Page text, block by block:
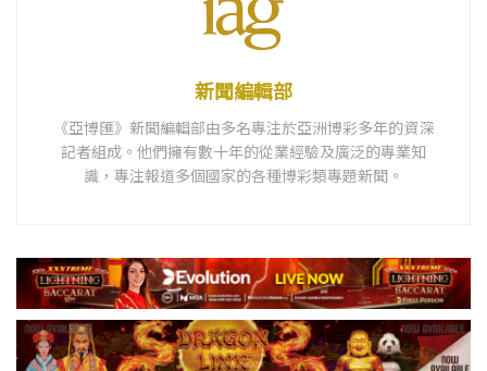
新聞編輯部
《亞博匯》新聞編輯部由多名專注於亞洲博彩多年的資深
記者組成。他們擁有數十年的從業經驗及廣泛的專業知
識，專注報道多個國家的各種博彩類專題新聞。